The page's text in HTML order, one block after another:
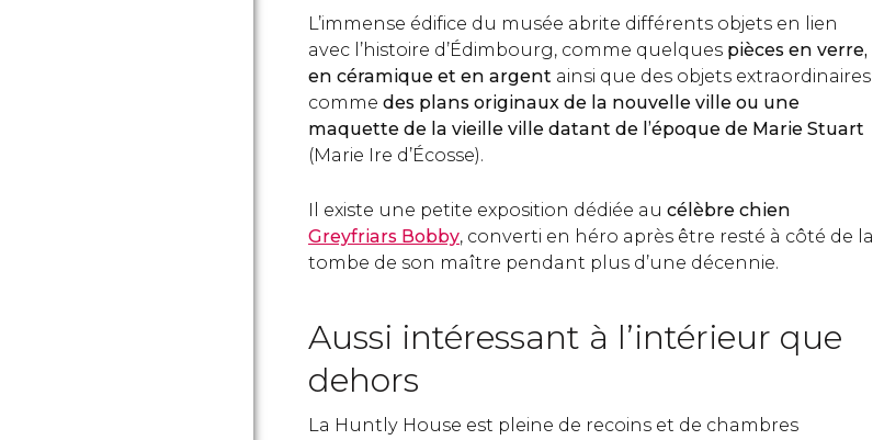
L’immense édifice du musée abrite différents objets en lien
avec l’histoire d’Édimbourg, comme quelques pièces en verre,
en céramique et en argent ainsi que des objets extraordinaires
comme des plans originaux de la nouvelle ville ou une
maquette de la vieille ville datant de l’époque de Marie Stuart
(Marie Ire d’Écosse).
Il existe une petite exposition dédiée au célèbre chien
Greyfriars Bobby, converti en héro après être resté à côté de la
tombe de son maître pendant plus d’une décennie.
Aussi intéressant à l’intérieur que
dehors
La Huntly House est pleine de recoins et de chambres